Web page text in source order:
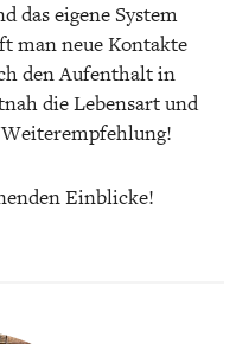
das eigene System
man neue Kontakte
den Aufenthalt in
die Lebensart und
Einblicke!